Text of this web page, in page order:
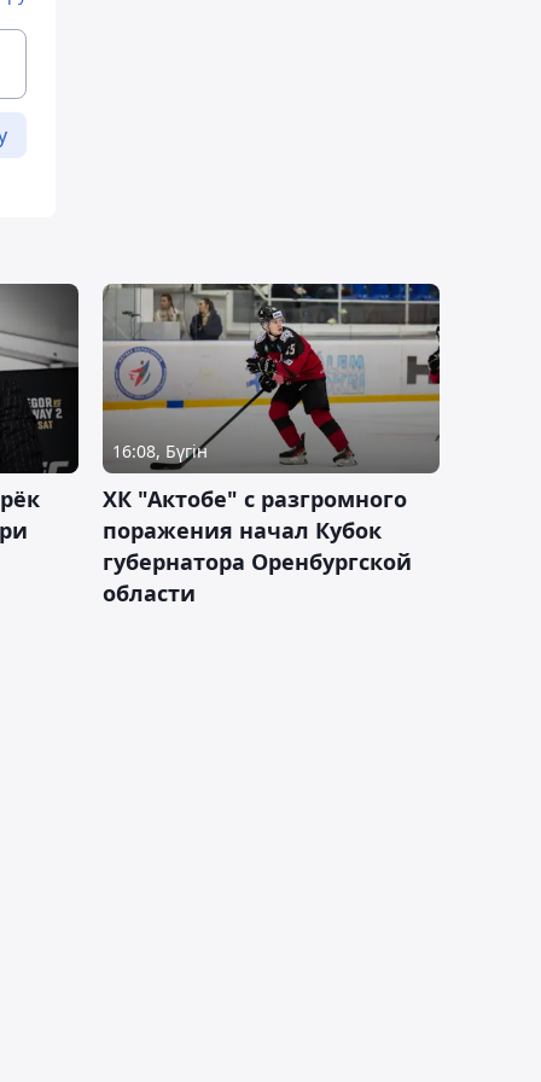
16:08, Бүгін
ХК "Актобе" с разгромного
поражения начал Кубок
губернатора Оренбургской
области